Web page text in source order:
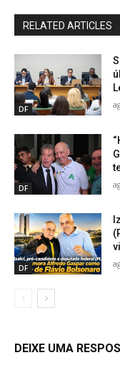
RELATED ARTICLES
DF
DF
DF
DEIXE UMA